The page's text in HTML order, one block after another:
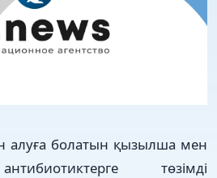
алуға болатын қызылша мен
төзімді